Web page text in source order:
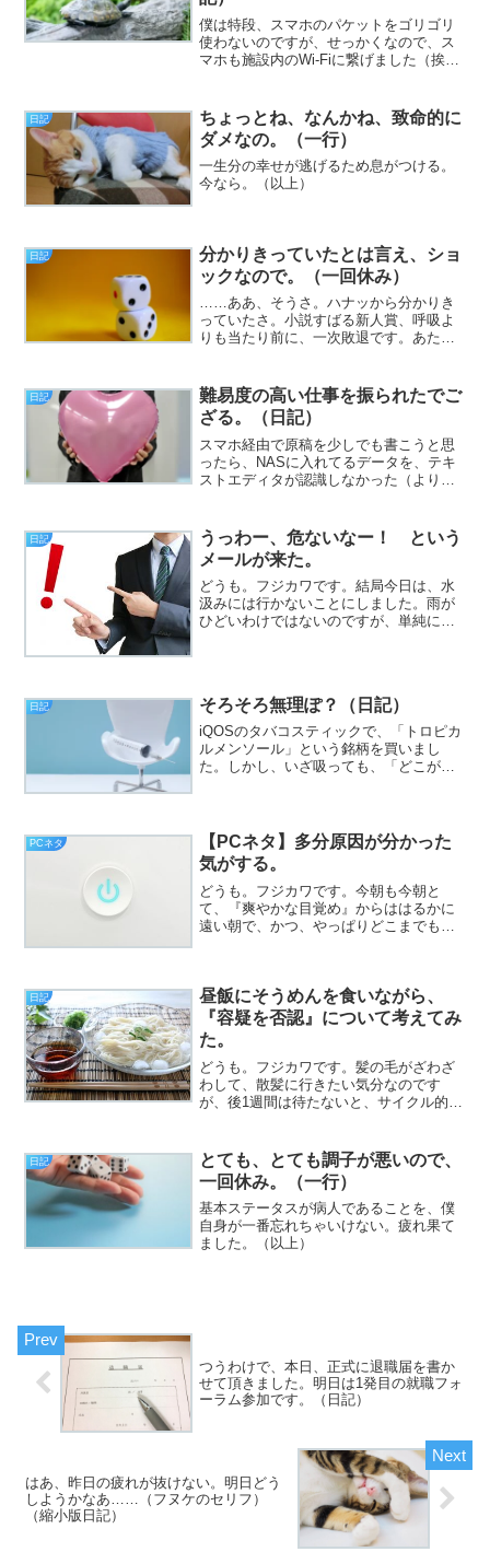
僕は特段、スマホのパケットをゴリゴリ
使わないのですが、せっかくなので、ス
マホも施設内のWi-Fiに繋げました（挨
割引を使う場合は「お願いします」と運
転士さんに言い添えた...
日記
ちょっとね、なんかね、致命的に
ダメなの。（一行）
一生分の幸せが逃げるため息がつける。
今なら。（以上）
日記
分かりきっていたとは言え、ショ
ックなので。（一回休み）
……ああ、そうさ。ハナッから分かりき
っていたさ。小説すばる新人賞、呼吸よ
りも当たり前に、一次敗退です。あたり
疲れたので、今日はもう寝ます。ギャフ
ン。（以上）
日記
難易度の高い仕事を振られたでご
ざる。（日記）
スマホ経由で原稿を少しでも書こうと思
ったら、NASに入れてるデータを、テキ
ストエディタが認識しなかった（より正
ブするとエラーが出る＝同期できない）
時の顔（挨拶）。と、い...
日記
うっわー、危ないなー！ という
メールが来た。
どうも。フジカワです。結局今日は、水
汲みには行かないことにしました。雨が
ひどいわけではないのですが、単純に面
日記 そろそろ無理ぽ？（日記）
iQOSのタバコスティックで、「トロピカ
ルメンソール」という銘柄を買いまし
た。しかし、いざ吸っても、「どこがト
ない」というのは、別に...
PCネタ
【PCネタ】多分原因が分かった
気がする。
どうも。フジカワです。今朝も今朝と
て、『爽やかな目覚め』からははるかに
遠い朝で、かつ、やっぱりどこまでも夢
なって、HDMIケーブル...
日記
昼飯にそうめんを食いながら、
『容疑を否認』について考えてみ
た。
どうも。フジカワです。髪の毛がざわざ
わして、散髪に行きたい気分なのです
が、後1週間は待たないと、サイクル的に
日記
とても、とても調子が悪いので、
一回休み。（一行）
基本ステータスが病人であることを、僕
自身が一番忘れちゃいけない。疲れ果て
ました。（以上）
つうわけで、本日、正式に退職届を書か
せて頂きました。明日は1発目の就職フォ
ーラム参加です。（日記）
はあ、昨日の疲れが抜けない。明日どう
しようかなあ……（フヌケのセリフ）
（縮小版日記）